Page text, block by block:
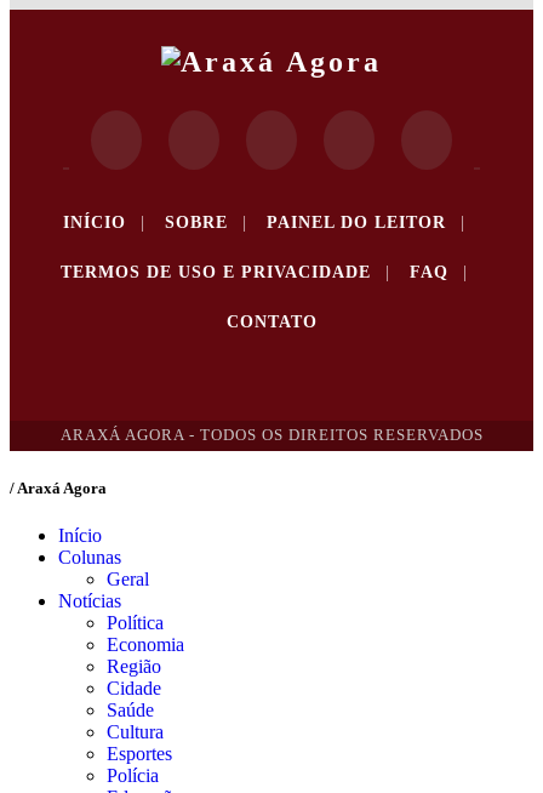
INÍCIO SOBRE PAINEL DO LEITOR
TERMOS DE USO E PRIVACIDADE FAQ
CONTATO
ARAXÁ AGORA - TODOS OS DIREITOS RESERVADOS
/ Araxá Agora
Início
Colunas
Geral
Notícias
Política
Economia
Região
Cidade
Saúde
Cultura
Esportes
Polícia